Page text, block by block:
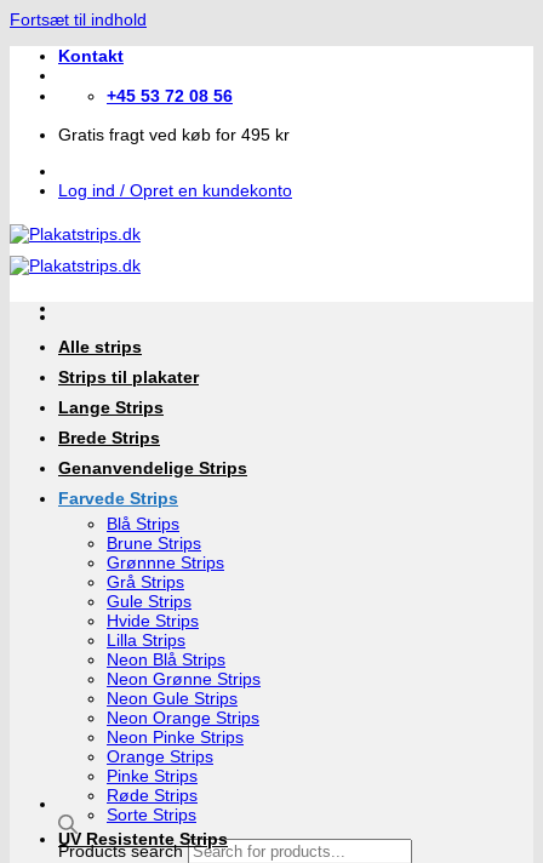
Fortsæt til indhold
Kontakt
+45 53 72 08 56
Gratis fragt ved køb for 495 kr
Log ind / Opret en kundekonto
Products search
Alle strips
Strips til plakater
Lange Strips
Brede Strips
Genanvendelige Strips
Farvede Strips
Blå Strips
Brune Strips
Grønnne Strips
Grå Strips
Gule Strips
Hvide Strips
Lilla Strips
Neon Blå Strips
Neon Grønne Strips
Neon Gule Strips
Neon Orange Strips
Neon Pinke Strips
Orange Strips
Pinke Strips
Røde Strips
Sorte Strips
UV Resistente Strips